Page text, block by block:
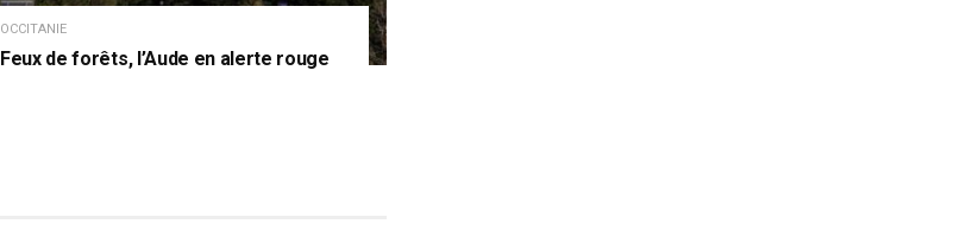
OCCITANIE
Feux de forêts, l’Aude en alerte rouge